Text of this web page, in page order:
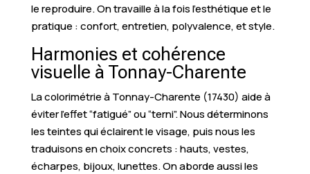
le reproduire. On travaille à la fois l’esthétique et le
pratique : confort, entretien, polyvalence, et style.
Harmonies et cohérence
visuelle à Tonnay-Charente
La colorimétrie à Tonnay-Charente (17430) aide à
éviter l’effet “fatigué” ou “terni”. Nous déterminons
les teintes qui éclairent le visage, puis nous les
traduisons en choix concrets : hauts, vestes,
écharpes, bijoux, lunettes. On aborde aussi les